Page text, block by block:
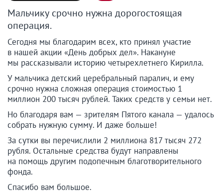
Мальчику срочно нужна дорогостоящая
операция.
Сегодня мы благодарим всех, кто принял участие
в нашей акции «День добрых дел». Накануне
мы рассказывали историю четырехлетнего Кирилла.
У мальчика детский церебральный паралич, и ему
срочно нужна сложная операция стоимостью 1
миллион 200 тысяч рублей. Таких средств у семьи нет.
Но благодаря вам — зрителям Пятого канала — удалось
собрать нужную сумму. И даже больше!
За сутки вы перечислили 2 миллиона 817 тысяч 272
рубля. Остальные средства будут направлены
на помощь другим подопечным благотворительного
фонда.
Спасибо вам большое.